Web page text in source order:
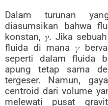
Dalam turunan
diasumsikan bahwa
konstan, 𝛾. Jika
fluida di mana 𝛾
seperti dalam fluida
apung tetap sama
tergeser. Namun,
centroid dari volume
melewati pusat